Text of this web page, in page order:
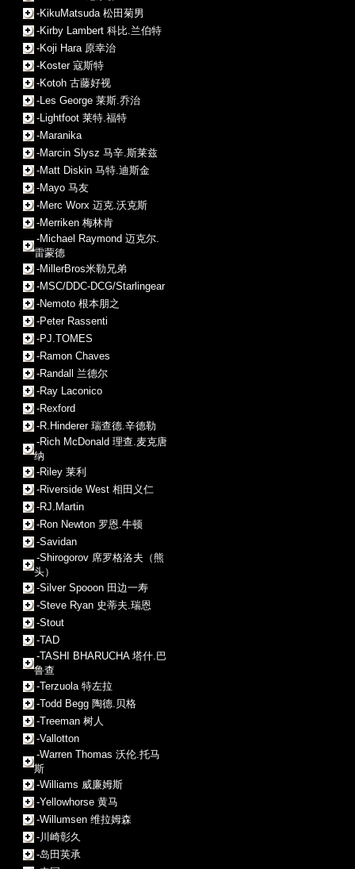
-KikuMatsuda 松田菊男
-Kirby Lambert 科比.兰伯特
-Koji Hara 原幸治
-Koster 寇斯特
-Kotoh 古藤好视
-Les George 莱斯.乔治
-Lightfoot 莱特.福特
-Maranika
-Marcin Slysz 马辛.斯莱兹
-Matt Diskin 马特.迪斯金
-Mayo 马友
-Merc Worx 迈克.沃克斯
-Merriken 梅林肯
-Michael Raymond 迈克尔.
雷蒙德
-MillerBros米勒兄弟
-MSC/DDC-DCG/Starlingear
-Nemoto 根本朋之
-Peter Rassenti
-PJ.TOMES
-Ramon Chaves
-Randall 兰德尔
-Ray Laconico
-Rexford
-R.Hinderer 瑞查德.辛德勒
-Rich McDonald 理查.麦克唐
纳
-Riley 莱利
-Riverside West 相田义仁
-RJ.Martin
-Ron Newton 罗恩.牛顿
-Savidan
-Shirogorov 席罗格洛夫（熊
头）
-Silver Spooon 田边一寿
-Steve Ryan 史蒂夫.瑞恩
-Stout
-TAD
-TASHI BHARUCHA 塔什.巴
鲁查
-Terzuola 特左拉
-Todd Begg 陶德.贝格
-Treeman 树人
-Vallotton
-Warren Thomas 沃伦.托马
斯
-Williams 威廉姆斯
-Yellowhorse 黄马
-Willumsen 维拉姆森
-川崎彰久
-岛田英承